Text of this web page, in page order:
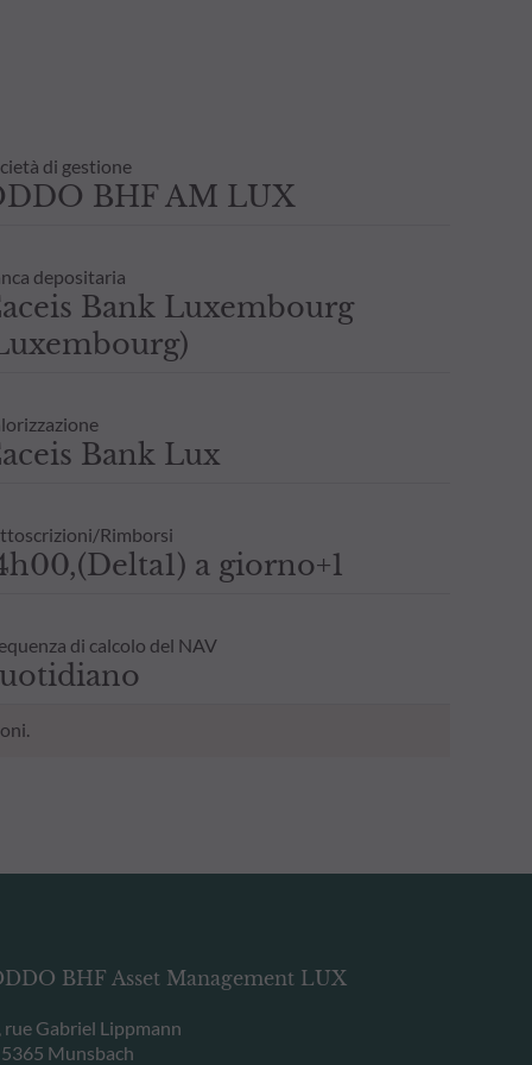
di gestione
BHF AM LUX
depositaria
Bank Luxembourg
Bank Lux
Rimborsi
a giorno+1
di calcolo del NAV
BHF Asset Management LUX
rue Gabriel Lippmann
Munsbach